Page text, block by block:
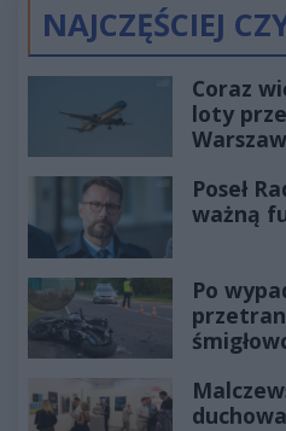
NAJCZĘŚCIEJ
Coraz
loty
Poseł
ważną
Po